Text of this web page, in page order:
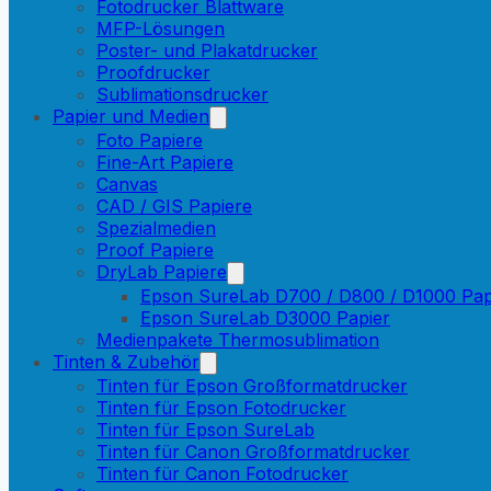
Fotodrucker Blattware
MFP-Lösungen
Poster- und Plakatdrucker
Proofdrucker
Sublimationsdrucker
Papier und Medien
Foto Papiere
Fine-Art Papiere
Canvas
CAD / GIS Papiere
Spezialmedien
Proof Papiere
DryLab Papiere
Epson SureLab D700 / D800 / D1000
Epson SureLab D3000 Papier
Medienpakete Thermosublimation
Tinten & Zubehör
Tinten für Epson Großformatdrucker
Tinten für Epson Fotodrucker
Tinten für Epson SureLab
Tinten für Canon Großformatdrucker
Tinten für Canon Fotodrucker